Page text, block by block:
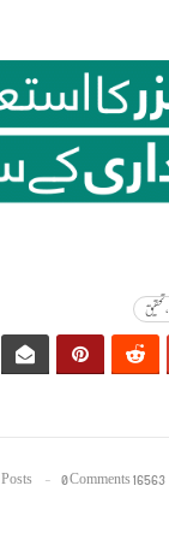
تحقیق
16563 Posts
0 Comments